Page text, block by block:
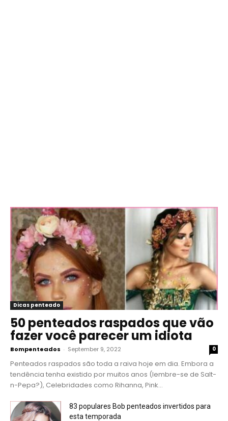
Dicas penteado
50 penteados raspados que vão
fazer você parecer um idiota
Bompenteados - September 9, 2022 0
Penteados raspados são toda a raiva hoje em dia. Embora a
tendência tenha existido por muitos anos (lembre-se de Salt-
n-Pepa?), Celebridades como Rihanna, Pink...
83 populares Bob penteados invertidos para
esta temporada